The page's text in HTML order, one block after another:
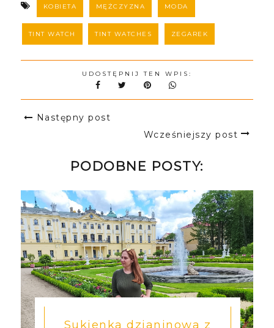
KOBIETA MĘŻCZYZNA MODA
TINT WATCH TINT WATCHES ZEGAREK
UDOSTĘPNIJ TEN WPIS:
Następny post
Wcześniejszy post
PODOBNE POSTY:
Sukienka dzianinowa z